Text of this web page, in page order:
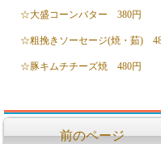
☆大盛コーンバター 380円
☆粗挽きソーセージ(焼・茹)
☆豚キムチチーズ焼 480円
前のページ